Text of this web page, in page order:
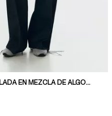
POLERA ACANALADA EN MEZCLA DE ALGODÓN